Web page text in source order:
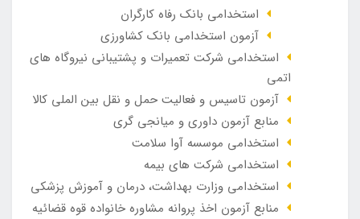
استخدامی بانک رفاه کارگران
آزمون استخدامی بانک کشاورزی
استخدامی شرکت تعمیرات و پشتیبانی نیروگاه های
اتمی
آزمون تاسیس و فعالیت حمل و نقل بین الملی کالا
منابع آزمون داوری و میانجی گری
استخدامی موسسه آوا سلامت
استخدامی شرکت های بیمه
استخدامی وزارت بهداشت، درمان و آموزش پزشکی
منابع آزمون اخذ پروانه مشاوره خانواده قوه قضائیه